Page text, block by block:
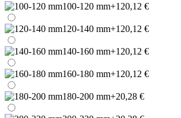
100-120 mm+120,12 €
120-140 mm+120,12 €
140-160 mm+120,12 €
160-180 mm+120,12 €
180-200 mm+20,28 €